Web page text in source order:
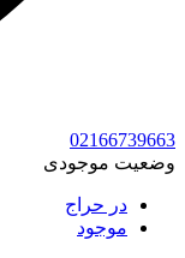
02166739663
وضعیت موجودی
در حراج
موجود